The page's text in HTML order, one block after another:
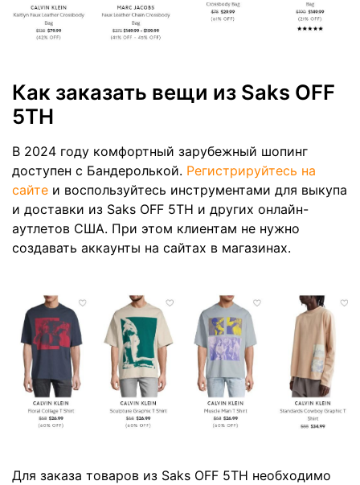
Как заказать вещи из Saks OFF
5TH
В 2024 году комфортный зарубежный шопинг
доступен с Бандеролькой. Регистрируйтесь на
сайте и воспользуйтесь инструментами для выкупа
и доставки из Saks OFF 5TH и других онлайн-
аутлетов США. При этом клиентам не нужно
создавать аккаунты на сайтах в магазинах.
Для заказа товаров из Saks OFF 5TH необходимо